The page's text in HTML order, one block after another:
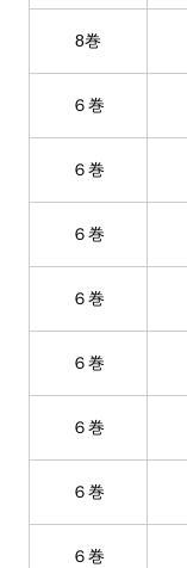
8巻
６巻
６巻
６巻
６巻
６巻
６巻
６巻
６巻